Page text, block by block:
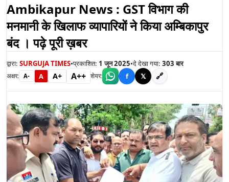
Ambikapur News : GST विभाग की
मनमानी के खिलाफ व्यापारियों ने किया अम्बिकापुर
बंद । पढ़े पूरी ख़बर
द्वारा: SURGUJA TIMES•प्रकाशित: 1 जून 2025•दे देखा गया: 303बार
अक्षर: A- A A+ A++ शेयर: f 𝕏 🔗